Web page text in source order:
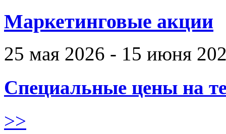
Маркетинговые акции
25 мая 2026 - 15 июня
Специальные цены на
>>